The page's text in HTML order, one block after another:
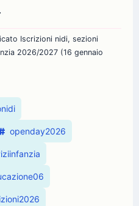
Iscrizioni nidi, sezioni
2026/2027 (16 gennaio
openday2026